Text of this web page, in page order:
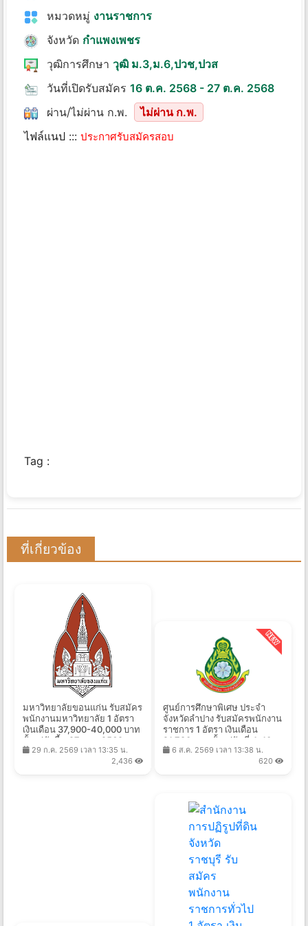
หมวดหมู่ งานราชการ
จังหวัด กำแพงเพชร
วุฒิการศึกษา วุฒิ ม.3,ม.6,ปวช,ปวส
วันที่เปิดรับสมัคร 16 ต.ค. 2568 - 27 ต.ค. 2568
ผ่าน/ไม่ผ่าน ก.พ.
ไม่ผ่าน ก.พ.
ไฟล์แนป ::: ประกาศรับสมัครสอบ
Tag :
ที่เกี่ยวข้อง
มหาวิทยาลัยขอนแก่น รับสมัคร
พนักงานมหาวิทยาลัย 1 อัตรา
เงินเดือน 37,900-40,000 บาท
ตั้งแต่บัดนี้ - 27 ส.ค. 2569
29 ก.ค. 2569 เวลา 13:35 น.
2,436
ศูนย์การศึกษาพิเศษ ประจำ
จังหวัดลำปาง รับสมัครพนักงาน
ราชการ 1 อัตรา เงินเดือน
21,780 บาท ตั้งแต่วันที่ 4-10
ส.ค. 2569
6 ส.ค. 2569 เวลา 13:38 น.
620